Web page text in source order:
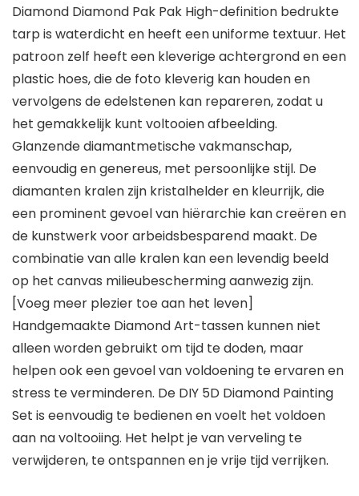
Diamond Diamond Pak Pak High-definition bedrukte
tarp is waterdicht en heeft een uniforme textuur. Het
patroon zelf heeft een kleverige achtergrond en een
plastic hoes, die de foto kleverig kan houden en
vervolgens de edelstenen kan repareren, zodat u
het gemakkelijk kunt voltooien afbeelding.
Glanzende diamantmetische vakmanschap,
eenvoudig en genereus, met persoonlijke stijl. De
diamanten kralen zijn kristalhelder en kleurrijk, die
een prominent gevoel van hiërarchie kan creëren en
de kunstwerk voor arbeidsbesparend maakt. De
combinatie van alle kralen kan een levendig beeld
op het canvas milieubescherming aanwezig zijn.
[Voeg meer plezier toe aan het leven]
Handgemaakte Diamond Art-tassen kunnen niet
alleen worden gebruikt om tijd te doden, maar
helpen ook een gevoel van voldoening te ervaren en
stress te verminderen. De DIY 5D Diamond Painting
Set is eenvoudig te bedienen en voelt het voldoen
aan na voltooiing. Het helpt je van verveling te
verwijderen, te ontspannen en je vrije tijd verrijken.